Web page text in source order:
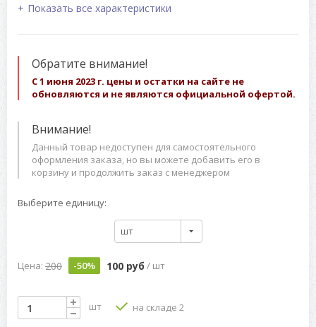
Показать все характеристики
Обратите внимание!
С 1 июня 2023 г. цены и остатки на сайте не
обновляются и не являются официальной офертой.
Внимание!
Данный товар недоступен для самостоятельного
оформления заказа, но вы можете добавить его в
корзину и продолжить заказ с менеджером
Выберите единицу:
шт
Цена: 200 -50% 100 руб / шт
шт на складе 2